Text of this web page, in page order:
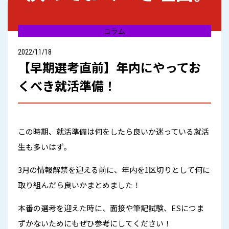
コラム
2022/11/18
【早期選考直前】年内にやってお
くべき就活準備！
この時期、就活準備は何をしたら良いか迷っている就活
生も多いはず。
3月の情報解禁を迎える前に、年内を1区切りとして何に
取り組んだら良いかまとめました！
本番の選考を迎えた時に、面接や筆記試験、ESにつま
ずかないためにもぜひ参考にしてください！